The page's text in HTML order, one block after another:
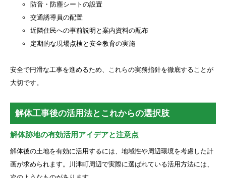
防音・防塵シートの設置
交通誘導員の配置
近隣住民への事前説明と案内資料の配布
定期的な現場点検と安全教育の実施
安全で円滑な工事を進めるため、これらの実務指針を徹底することが
大切です。
解体工事後の活用法とこれからの選択肢
解体跡地の有効活用アイデアと注意点
解体後の土地を有効に活用するには、地域性や周辺環境を考慮した計
画が求められます。川津町周辺で実際に選ばれている活用方法には、